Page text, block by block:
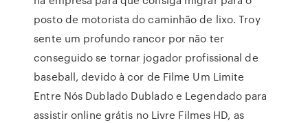
posto de motorista do caminhão de lixo. Troy
sente um profundo rancor por não ter
conseguido se tornar jogador profissional de
baseball, devido à cor de Filme Um Limite
Entre Nós Dublado Dublado e Legendado para
assistir online grátis no Livre Filmes HD, as